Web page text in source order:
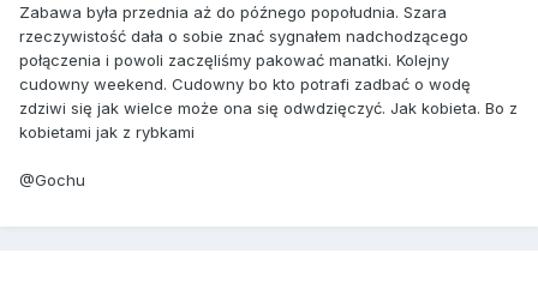
Zabawa była przednia aż do późnego popołudnia. Szara
rzeczywistość dała o sobie znać sygnałem nadchodzącego
połączenia i powoli zaczęliśmy pakować manatki. Kolejny
cudowny weekend. Cudowny bo kto potrafi zadbać o wodę
zdziwi się jak wielce może ona się odwdzięczyć. Jak kobieta. Bo z
kobietami jak z rybkami
@Gochu